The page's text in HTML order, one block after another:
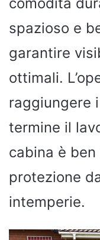
spazioso e
garantire
ottimali.
raggiungere
termine il
cabina è
protezione
intemperie.